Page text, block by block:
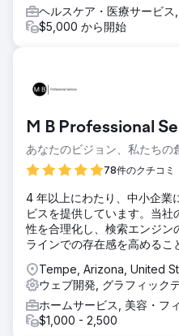
ステムを支え、没入型3D体験
ーン同期、そしてシームレス
ヘルスケア・医療サービス
$5,000 から開始
M B Professional
あなたのビジョン、私たちの
78件のクチコミ
4 年以上にわたり、中小企業
ビスを提供しています。当社
性を合理化し、検索エンジン
ラインでの存在感を高めるこ
Tempe, Arizona, United
ウェブ開発, グラフィック
ホームサービス, 美容・フ
$1,000 - 2,500